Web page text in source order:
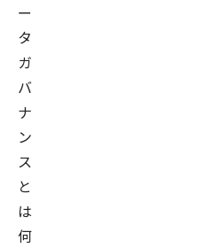
ー
タ
ガ
バ
ナ
ン
ス
と
は
何